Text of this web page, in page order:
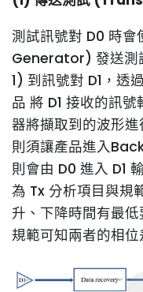
測試訊號對 D0 時
Generator) 發送測
1) 到訊號對 D1，
品 將 D1 接收的訊
器將擷取到的波形
則須讓產品進入
則會由 D0 進入 D1
為 Tx 分析項目與規
升、下降時間有最
規範可知兩者的相